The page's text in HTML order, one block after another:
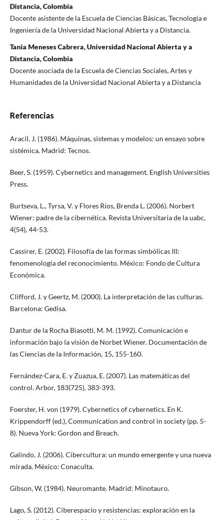
Distancia, Colombia
Docente asistente de la Escuela de Ciencias Básicas, Tecnología e
Ingeniería de la Universidad Nacional Abierta y a Distancia.
Tania Meneses Cabrera, Universidad Nacional Abierta y a
Distancia, Colombia
Docente asociada de la Escuela de Ciencias Sociales, Artes y
Humanidades de la Universidad Nacional Abierta y a Distancia
Referencias
Aracil, J. (1986). Máquinas, sistemas y modelos: un ensayo sobre
sistémica. Madrid: Tecnos.
Beer, S. (1959). Cybernetics and management. English Universities
Press.
Burtseva, L., Tyrsa, V. y Flores Ríos, Brenda L. (2006). Norbert
Wiener: padre de la cibernética. Revista Universitaria de la uabc,
4(54), 44-53.
Cassirer, E. (2002). Filosofía de las formas simbólicas III:
fenomenología del reconocimiento. México: Fondo de Cultura
Económica.
Clifford, J. y Geertz, M. (2000). La interpretación de las culturas.
Barcelona: Gedisa.
Dantur de la Rocha Biasotti, M. M. (1992). Comunicación e
información bajo la visión de Norbet Wiener. Documentación de
las Ciencias de la Información, 15, 155-160.
Fernández-Cara, E. y Zuazua, E. (2007). Las matemáticas del
control. Arbor, 183(725), 383-393.
Foerster, H. von (1979). Cybernetics of cybernetics. En K.
Krippendorff (ed.), Communication and control in society (pp. 5-
8). Nueva York: Gordon and Breach.
Galindo, J. (2006). Cibercultura: un mundo emergente y una nueva
mirada. México: Conaculta.
Gibson, W. (1984). Neuromante. Madrid: Minotauro.
Lago, S. (2012). Ciberespacio y resistencias: exploración en la